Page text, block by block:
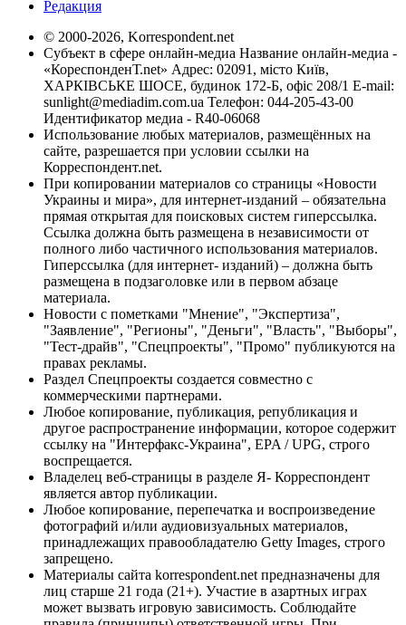
Редакция
© 2000-2026, Korrespondent.net
Субъект в сфере онлайн-медиа Название онлайн-медиа -
«КореспонденТ.net» Адрес: 02091, місто Київ,
ХАРКІВСЬКЕ ШОСЕ, будинок 172-Б, офіс 208/1 E-mail:
sunlight@mediadim.com.ua Телефон: 044-205-43-00
Идентификатор медиа - R40-06068
Использование любых материалов, размещённых на
сайте, разрешается при условии ссылки на
Корреспондент.net.
При копировании материалов со страницы «Новости
Украины и мира», для интернет-изданий – обязательна
прямая открытая для поисковых систем гиперссылка.
Ссылка должна быть размещена в независимости от
полного либо частичного использования материалов.
Гиперссылка (для интернет- изданий) – должна быть
размещена в подзаголовке или в первом абзаце
материала.
Новости с пометками "Мнение", "Экспертиза",
"Заявление", "Регионы", "Деньги", "Власть", "Выборы",
"Тест-драйв", "Спецпроекты", "Промо" публикуются на
правах рекламы.
Раздел Спецпроекты создается совместно с
коммерческими партнерами.
Любое копирование, публикация, републикация и
другое распространение информации, которое содержит
ссылку на "Интерфакс-Украина", EPA / UPG, строго
воспрещается.
Владелец веб-страницы в разделе Я- Корреспондент
является автор публикации.
Любое копирование, перепечатка и воспроизведение
фотографий и/или аудиовизуальных материалов,
принадлежащих правообладателю Getty Images, строго
запрещено.
Материалы сайта korrespondent.net предназначены для
лиц старше 21 года (21+). Участие в азартных играх
может вызвать игровую зависимость. Соблюдайте